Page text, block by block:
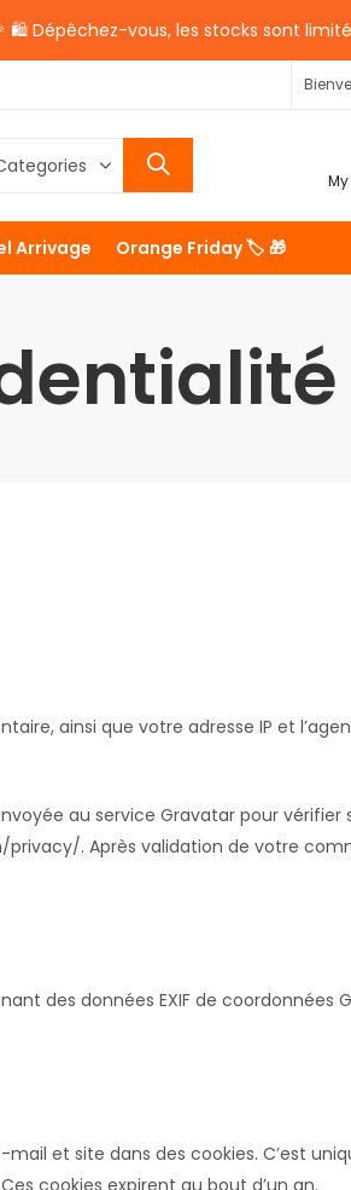
Dépêchez-vous, les stocks sont
Arrivage Orange Friday 🏷️ 🎁
ainsi que votre adresse IP et
au service Gravatar pour vérifier
. Après validation de votre
des données EXIF de coordonnées
et site dans des cookies. C’est
cookies expirent au bout d’un an.